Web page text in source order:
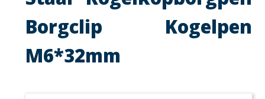
Borgclip Kogelpen
M6*32mm